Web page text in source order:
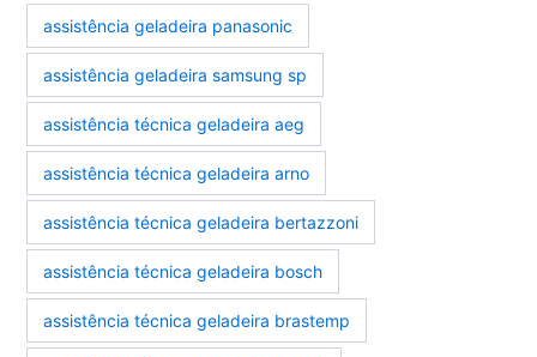
assistência geladeira panasonic
assistência geladeira samsung sp
assistência técnica geladeira aeg
assistência técnica geladeira arno
assistência técnica geladeira bertazzoni
assistência técnica geladeira bosch
assistência técnica geladeira brastemp